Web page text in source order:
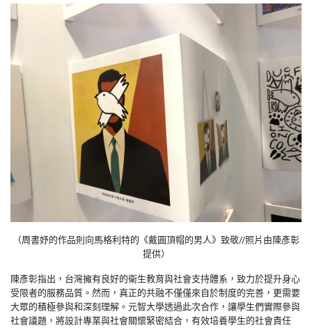
（周書妤的作品則向馬格利特的《戴圓頂帽的男人》致敬//照片由陳彥彰
提供）
陳彥彰指出，台灣擁有良好的衛生教育與社會支持體系，致力於提升身心
受限者的服務品質。然而，真正的共融不僅僅來自於制度的完善，更需要
大眾的積極參與和深刻理解。元智大學透過此次合作，讓學生們實際參與
社會議題，將設計專業與社會關懷緊密結合，有效培養學生的社會責任